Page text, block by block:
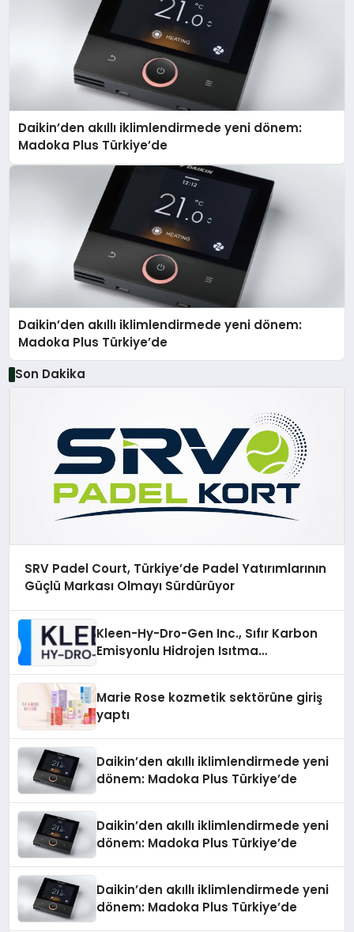
Daikin’den akıllı iklimlendirmede yeni dönem:
Madoka Plus Türkiye’de
Daikin’den akıllı iklimlendirmede yeni dönem:
Madoka Plus Türkiye’de
Son Dakika
SRV Padel Court, Türkiye’de Padel Yatırımlarının
Güçlü Markası Olmayı Sürdürüyor
Kleen-Hy-Dro-Gen Inc., Sıfır Karbon
Emisyonlu Hidrojen Isıtma
Marie Rose kozmetik sektörüne giriş
yaptı
Daikin’den akıllı iklimlendirmede yeni
dönem: Madoka Plus Türkiye’de
Daikin’den akıllı iklimlendirmede yeni
dönem: Madoka Plus Türkiye’de
Daikin’den akıllı iklimlendirmede yeni
dönem: Madoka Plus Türkiye’de